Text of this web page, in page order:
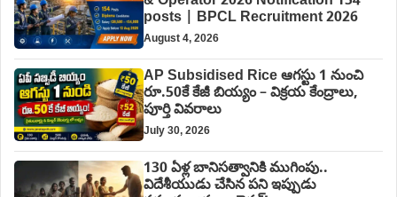
posts | BPCL Recruitment 2026
August 4, 2026
AP Subsidised Rice ఆగస్టు 1 నుంచి
రూ.50కే కేజీ బియ్యం – విక్రయ కేంద్రాలు,
పూర్తి వివరాలు
July 30, 2026
130 ఏళ్ల బానిసత్వానికి ముగింపు..
విదేశీయుడు చేసిన పని ఇప్పుడు